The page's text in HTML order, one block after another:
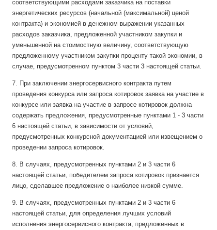
соответствующими расходами заказчика на поставки
энергетических ресурсов (начальной (максимальной) ценой
контракта) и экономией в денежном выражении указанных
расходов заказчика, предложенной участником закупки и
уменьшенной на стоимостную величину, соответствующую
предложенному участником закупки проценту такой экономии, в
случае, предусмотренном пунктом 3 части 3 настоящей статьи.
7. При заключении энергосервисного контракта путем
проведения конкурса или запроса котировок заявка на участие в
конкурсе или заявка на участие в запросе котировок должна
содержать предложения, предусмотренные пунктами 1 - 3 части
6 настоящей статьи, в зависимости от условий,
предусмотренных конкурсной документацией или извещением о
проведении запроса котировок.
8. В случаях, предусмотренных пунктами 2 и 3 части 6
настоящей статьи, победителем запроса котировок признается
лицо, сделавшее предложение о наиболее низкой сумме.
9. В случаях, предусмотренных пунктами 2 и 3 части 6
настоящей статьи, для определения лучших условий
исполнения энергосервисного контракта, предложенных в